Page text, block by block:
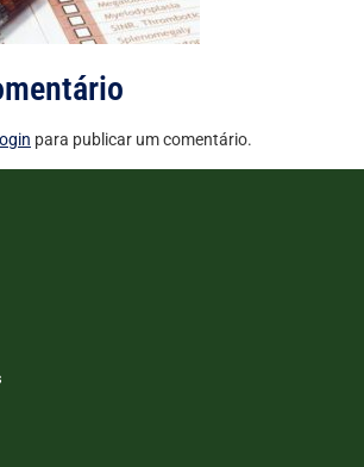
login para publicar um comentário.